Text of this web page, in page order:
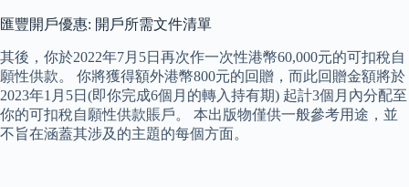
匯豐開戶優惠: 開戶所需文件清單
其後，你於2022年7月5日再次作一次性港幣60,000元的可扣稅自
願性供款。 你將獲得額外港幣800元的回贈，而此回贈金額將於
2023年1月5日(即你完成6個月的轉入持有期) 起計3個月內分配至
你的可扣稅自願性供款賬戶。 本出版物僅供一般參考用途，並
不旨在涵蓋其涉及的主題的每個方面。